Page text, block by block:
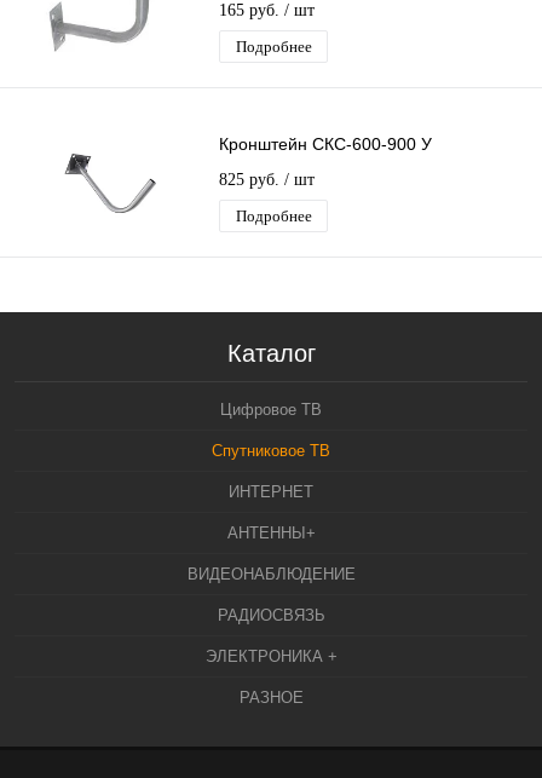
165 руб. / шт
Подробнее
Кронштейн СКС-600-900 У
825 руб. / шт
Подробнее
Каталог
Цифровое ТВ
Спутниковое ТВ
ИНТЕРНЕТ
АНТЕННЫ+
ВИДЕОНАБЛЮДЕНИЕ
РАДИОСВЯЗЬ
ЭЛЕКТРОНИКА +
РАЗНОЕ